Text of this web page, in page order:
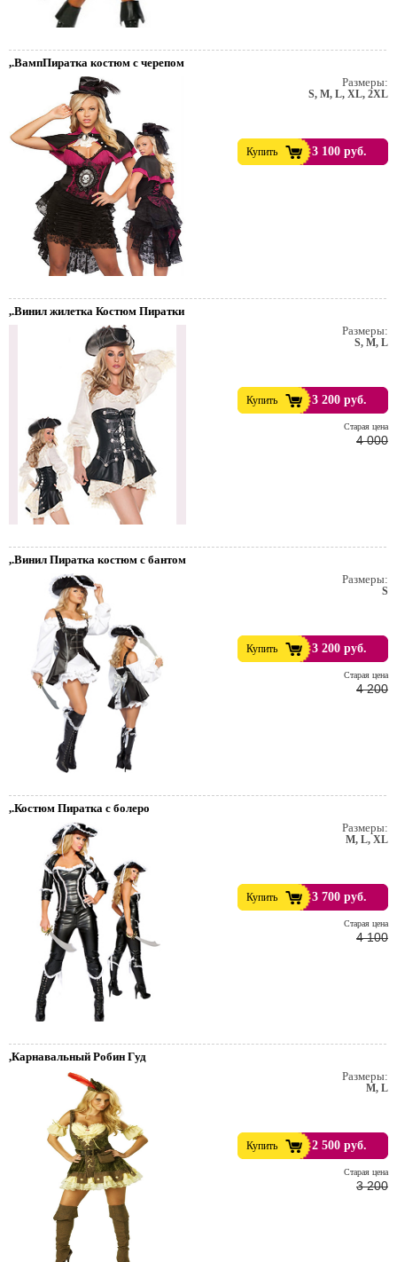
Пивной праздник.
,.ВампПиратка костюм с черепом
Размеры:
S, M, L, XL, 2XL
Купить 3 100 руб.
,.Винил жилетка Костюм Пиратки
Размеры:
S, M, L
Купить 3 200 руб.
Cтарая цена
4 000
,.Винил Пиратка костюм с бантом
Размеры:
S
Купить 3 200 руб.
Cтарая цена
4 200
,.Костюм Пиратка с болеро
Размеры:
M, L, XL
Купить 3 700 руб.
Cтарая цена
4 100
,Карнавальный Робин Гуд
Размеры:
M, L
Купить 2 500 руб.
Cтарая цена
3 200